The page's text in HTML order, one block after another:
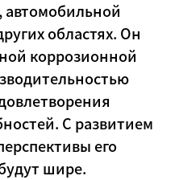
областях. Он
коррозионной
С развитием
его
шире.